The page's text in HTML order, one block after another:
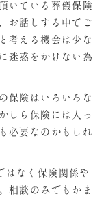
いている葬儀保険
お話しする中でご
考える機会は少な
迷惑をかけない為
保険はいろいろな
しら保険には入っ
必要なのかもしれ
なく保険関係や
相談のみでもかま